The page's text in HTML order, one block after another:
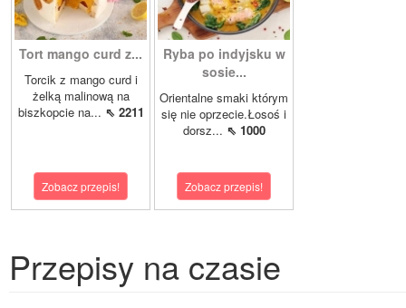
Tort mango curd z...
Torcik z mango curd i
żelką malinową na
biszkopcie na... ⇖ 2211
Zobacz przepis!
Ryba po indyjsku w
sosie...
Orientalne smaki którym
się nie oprzecie.Łosoś i
dorsz... ⇖ 1000
Zobacz przepis!
Przepisy na czasie